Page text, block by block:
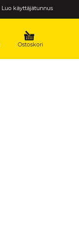
Luo käyttäjätunnus
Ostoskori